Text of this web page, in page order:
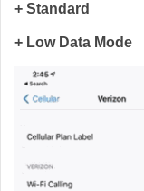
+ Standard
+ Low Data Mode